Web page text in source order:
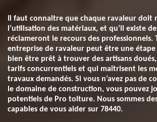
Il faut connaitre que chaque ravaleur doit
l’utilisation des matériaux, et qu’il existe
réclameront le recours des professionnels.
entreprise de ravaleur peut être une
bien être prêt à trouver des artisans
tarifs concurrentiels et qui maîtrisent les
travaux demandés. Si vous n’avez pas de
le domaine de construction, vous pouvez
potentiels de Pro toiture. Nous sommes
capables de vous aider sur 78440.